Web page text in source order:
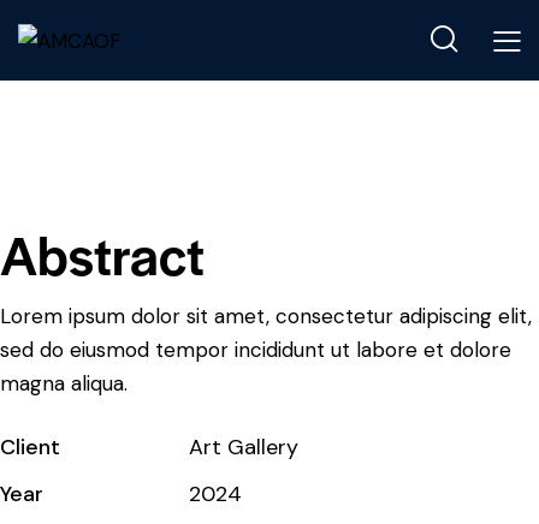
Abstract
Lorem ipsum dolor sit amet, consectetur adipiscing elit,
sed do eiusmod tempor incididunt ut labore et dolore
magna aliqua.
Client
Art Gallery
Year
2024